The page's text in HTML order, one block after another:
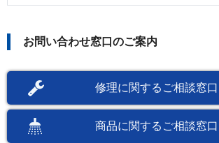
お問い合わせ窓口のご案内
修理に関するご相談窓口
商品に関するご相談窓口